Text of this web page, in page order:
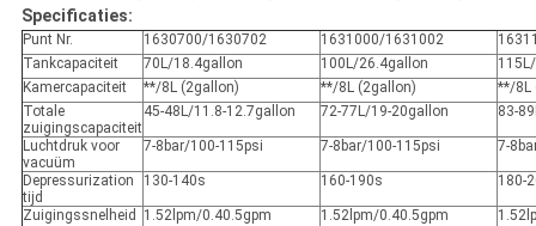
Specificaties:
Punt Nr. 1630700/1630702 1631000/1631002
Tankcapaciteit
70L/18.4gallon 100L/26.4gallon
Kamercapaciteit
**/8L (2gallon) **/8L (2gallon)
**/8L
Totale
zuigingscapaciteit
45-48L/11.8-12.7gallon 72-77L/19-20gallon 83-
Luchtdruk voor
vacuüm
7-8bar/100-115psi 7-8bar/100-115psi 7-
Depressurization
tijd
130-140s 160-190s 180-
Zuigingssnelheid 1.52lpm/0.40.5gpm 1.52lpm/0.40.5gpm